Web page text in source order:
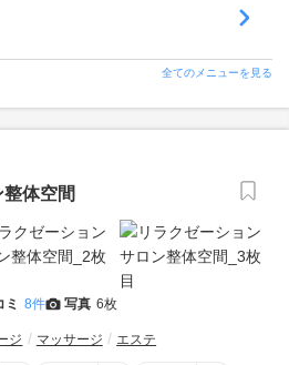
全てのメニューを見る
体空間
ミ 8件 写真 6枚
ジ マッサージ エステ